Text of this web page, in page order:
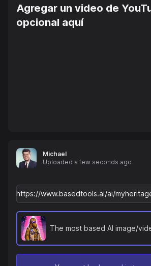
Agregar un video de
opcional aquí
Michael
Uploaded a few seconds ago
The most based AI image/